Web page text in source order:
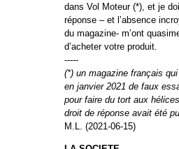
dans Vol Moteur (*), et je
réponse – et l’absence
du magazine- m’ont
d’acheter votre produit.
-----
(*) un magazine français
en janvier 2021 de faux
pour faire du tort aux
droit de réponse avait été
M.L. (2021-06-15)